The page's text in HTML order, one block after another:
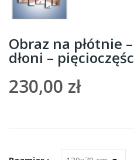
Obraz na płótnie
dłoni –
230,00 zł